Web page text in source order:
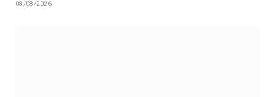
08/08/2026